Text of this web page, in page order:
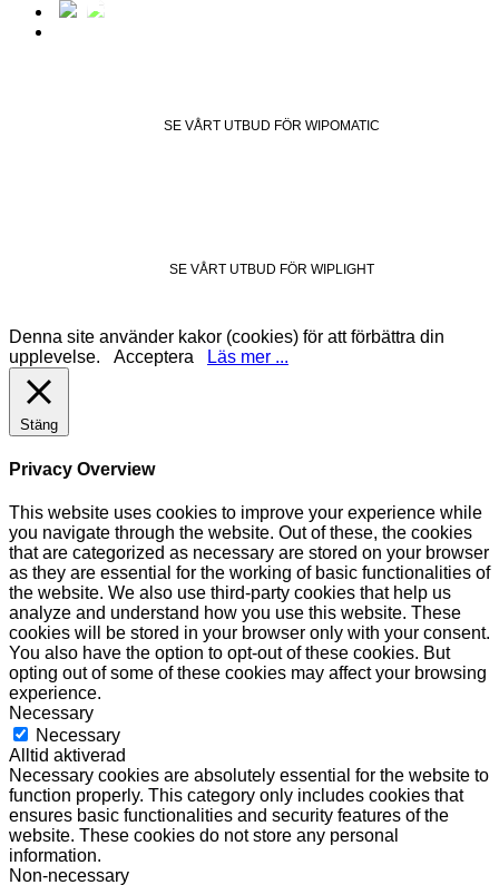
SE VÅRT UTBUD FÖR WIPOMATIC
SE VÅRT UTBUD FÖR WIPLIGHT
Denna site använder kakor (cookies) för att förbättra din
upplevelse. Acceptera Läs mer ...
Stäng
Privacy Overview
This website uses cookies to improve your experience while
you navigate through the website. Out of these, the cookies
that are categorized as necessary are stored on your browser
as they are essential for the working of basic functionalities of
the website. We also use third-party cookies that help us
analyze and understand how you use this website. These
cookies will be stored in your browser only with your consent.
You also have the option to opt-out of these cookies. But
opting out of some of these cookies may affect your browsing
experience.
Necessary
Necessary
Alltid aktiverad
Necessary cookies are absolutely essential for the website to
function properly. This category only includes cookies that
ensures basic functionalities and security features of the
website. These cookies do not store any personal
information.
Non-necessary